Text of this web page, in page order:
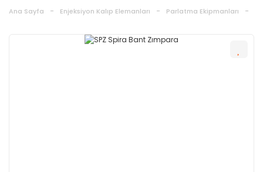
Ana Sayfa Enjeksiyon Kalıp Elemanları Parlatma Ekipmanları